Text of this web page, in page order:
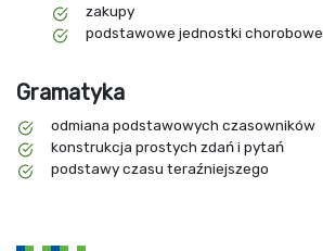
zakupy
podstawowe jednostki chorobowe
Gramatyka
odmiana podstawowych czasowników
konstrukcja prostych zdań i pytań
podstawy czasu teraźniejszego